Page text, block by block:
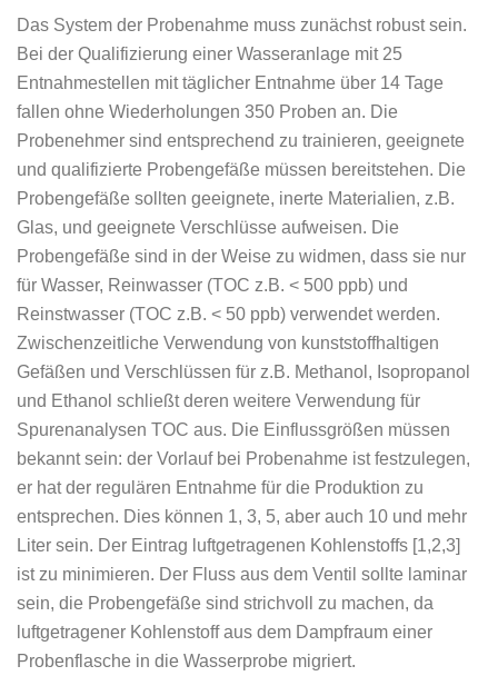
Das System der Probenahme muss zunächst robust sein.
Bei der Qualifizierung einer Wasseranlage mit 25
Entnahmestellen mit täglicher Entnahme über 14 Tage
fallen ohne Wiederholungen 350 Proben an. Die
Probenehmer sind entsprechend zu trainieren, geeignete
und qualifizierte Probengefäße müssen bereitstehen. Die
Probengefäße sollten geeignete, inerte Materialien, z.B.
Glas, und geeignete Verschlüsse aufweisen. Die
Probengefäße sind in der Weise zu widmen, dass sie nur
für Wasser, Reinwasser (TOC z.B. < 500 ppb) und
Reinstwasser (TOC z.B. < 50 ppb) verwendet werden.
Zwischenzeitliche Verwendung von kunststoffhaltigen
Gefäßen und Verschlüssen für z.B. Methanol, Isopropanol
und Ethanol schließt deren weitere Verwendung für
Spurenanalysen TOC aus. Die Einflussgrößen müssen
bekannt sein: der Vorlauf bei Probenahme ist festzulegen,
er hat der regulären Entnahme für die Produktion zu
entsprechen. Dies können 1, 3, 5, aber auch 10 und mehr
Liter sein. Der Eintrag luftgetragenen Kohlenstoffs [1,2,3]
ist zu minimieren. Der Fluss aus dem Ventil sollte laminar
sein, die Probengefäße sind strichvoll zu machen, da
luftgetragener Kohlenstoff aus dem Dampfraum einer
Probenflasche in die Wasserprobe migriert.